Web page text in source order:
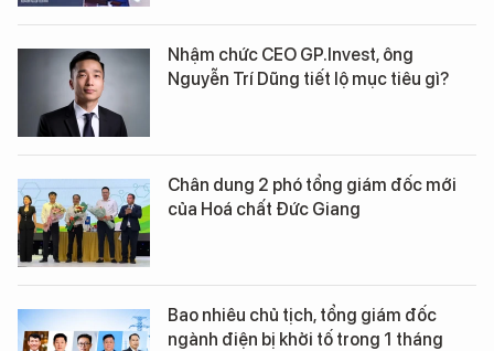
Nhậm chức CEO GP.Invest, ông
Nguyễn Trí Dũng tiết lộ mục tiêu gì?
Chân dung 2 phó tổng giám đốc mới
của Hoá chất Đức Giang
Bao nhiêu chủ tịch, tổng giám đốc
ngành điện bị khởi tố trong 1 tháng